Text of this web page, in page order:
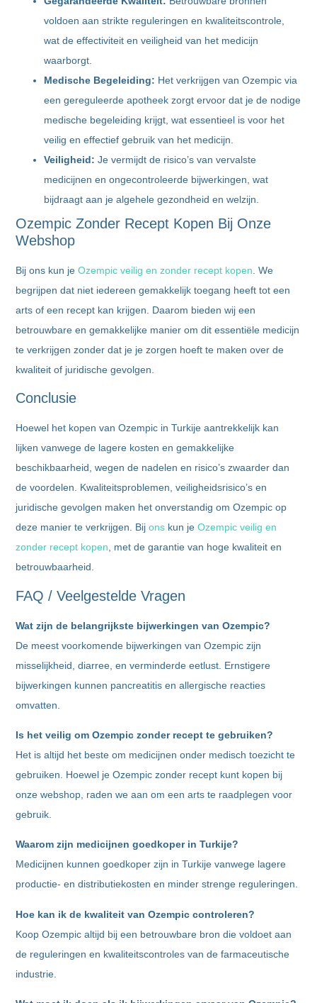
voldoen aan strikte reguleringen en kwaliteitscontrole,
wat de effectiviteit en veiligheid van het medicijn
waarborgt.
Medische Begeleiding: Het verkrijgen van Ozempic via
een gereguleerde apotheek zorgt ervoor dat je de nodige
medische begeleiding krijgt, wat essentieel is voor het
veilig en effectief gebruik van het medicijn.
Veiligheid: Je vermijdt de risico’s van vervalste
medicijnen en ongecontroleerde bijwerkingen, wat
bijdraagt aan je algehele gezondheid en welzijn.
Ozempic Zonder Recept Kopen Bij Onze
Webshop
Bij ons kun jeOzempic veilig en zonder recept kopen . We
begrijpen dat niet iedereen gemakkelijk toegang heeft tot een
arts of een recept kan krijgen. Daarom bieden wij een
betrouwbare en gemakkelijke manier om dit essentiële medicijn
te verkrijgen zonder dat je je zorgen hoeft te maken over de
kwaliteit of juridische gevolgen.
Conclusie
Hoewel het kopen van Ozempic in Turkije aantrekkelijk kan
lijken vanwege de lagere kosten en gemakkelijke
beschikbaarheid, wegen de nadelen en risico’s zwaarder dan
de voordelen. Kwaliteitsproblemen, veiligheidsrisico’s en
juridische gevolgen maken het onverstandig om Ozempic op
deze manier te verkrijgen. Bijons kun jeOzempic veilig en
zonder recept kopen, met de garantie van hoge kwaliteit en
betrouwbaarheid.
FAQ / Veelgestelde Vragen
Wat zijn de belangrijkste bijwerkingen van Ozempic?
De meest voorkomende bijwerkingen van Ozempic zijn
misselijkheid, diarree, en verminderde eetlust. Ernstigere
bijwerkingen kunnen pancreatitis en allergische reacties
omvatten.
Is het veilig om Ozempic zonder recept te gebruiken?
Het is altijd het beste om medicijnen onder medisch toezicht te
gebruiken. Hoewel je Ozempic zonder recept kunt kopen bij
onze webshop, raden we aan om een arts te raadplegen voor
gebruik.
Waarom zijn medicijnen goedkoper in Turkije?
Medicijnen kunnen goedkoper zijn in Turkije vanwege lagere
productie- en distributiekosten en minder strenge reguleringen.
Hoe kan ik de kwaliteit van Ozempic controleren?
Koop Ozempic altijd bij een betrouwbare bron die voldoet aan
de reguleringen en kwaliteitscontroles van de farmaceutische
industrie.